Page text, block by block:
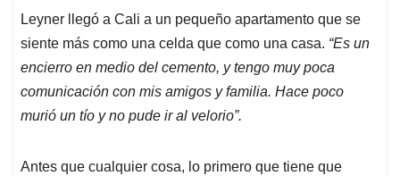
Leyner llegó a Cali a un pequeño apartamento que se
siente más como una celda que como una casa. “Es un
encierro en medio del cemento, y tengo muy poca
comunicación con mis amigos y familia. Hace poco
murió un tío y no pude ir al velorio”.
Antes que cualquier cosa, lo primero que tiene que